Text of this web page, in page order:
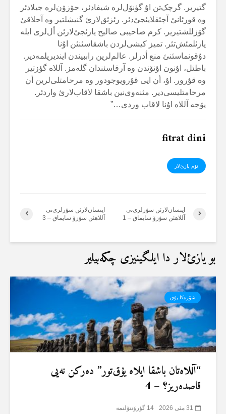
گتیریر. گرچک‌تن اۇ گؤنۆل‌لرە شیفادئر، حۆزۆن‌لرە جیلادئر
وە قورئانئ آچئقلایئجئ‌دئر. رئزئق‌لارئ گنیشلتیر وە آحلاقئ
گۆزللشتیریر. کرم صاحیبی صالیح یازئجئ‌لارئن أل‌لری ایلە
یازئلمئش‌تئر. تمیز کیشی‌لردن باشقاسئنئن اۇنا
دۇقونماسئنئ منع أدرلر. عالم‌لرین راببیندن ایندیریلمەدیر.
باطئل، اۇنون اؤنۆندن وە آرقاسئندان گلەمز. آللاە گؤزتیر
وە قۇرور. اۇ، أن ایی قۇرویوجودور وە مرحامتلی‌لرین أن
مرحامتلیسی‌دیر. مثنەوی‌نین باشقا لاقاب‌لارئ واردئر.
یۆجە آللاە اۇنا لاقاب وردی…”
fitrat dini
تۆم یازئ‌لار
اینسان‌لارئن سؤزلری‌نی
آللاهئن سؤزۆ سایماق – 3
اینسان‌لارئن سؤزلری‌نی
آللاهئن سؤزۆ سایماق – 1
بو یازئ‌لار دا ایلگینیزی چکەبیلیر
شۆرەکا یۇق
“آللاەتان باشقا ایلاە یۇق‌تور” دەرکن نەیی
قاصدەریز؟ – 4
31 مئی 2026 14 گؤرۆنتۆلنمە